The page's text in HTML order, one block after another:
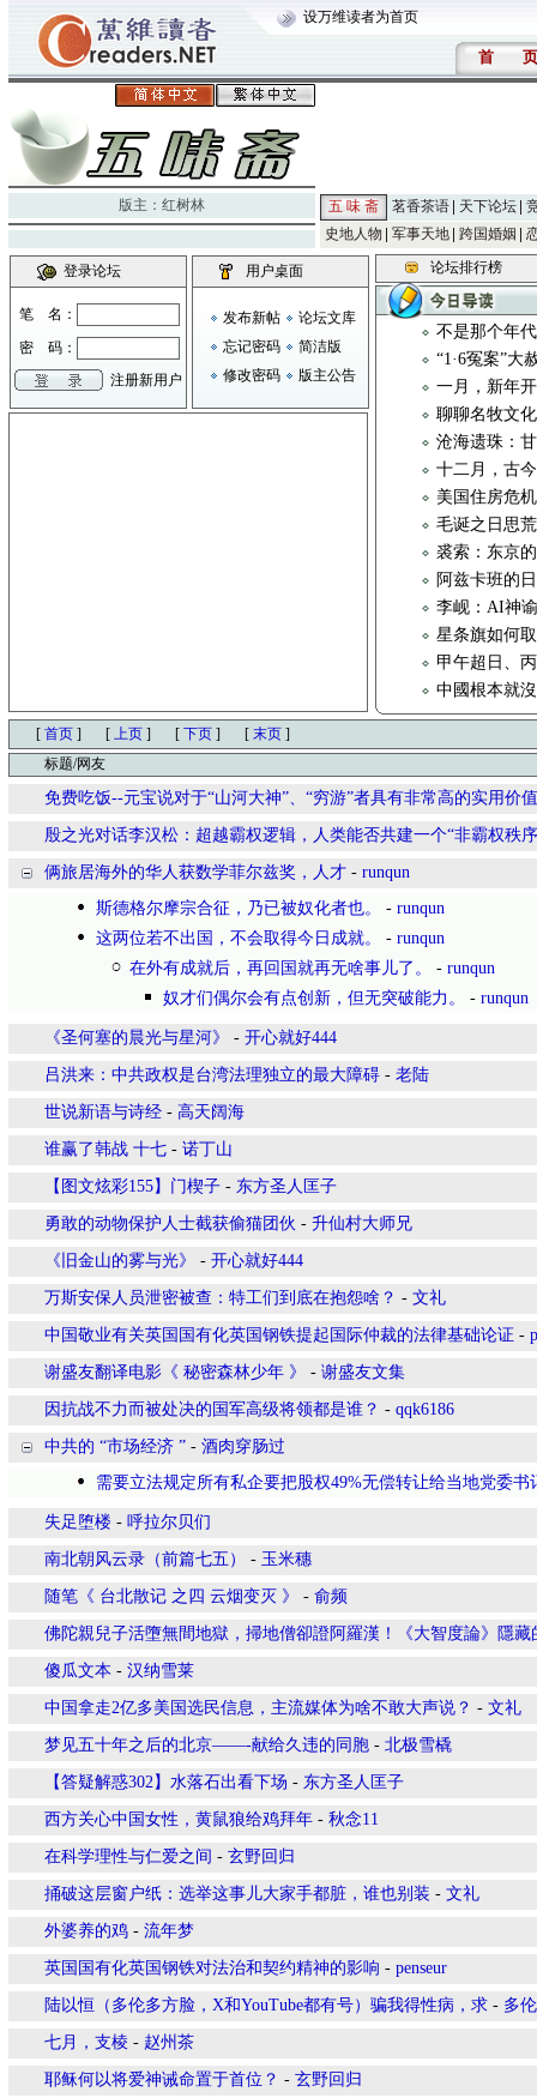
设万维读者为首页
首 页
版主： 红树林 五 味 斋 茗香茶语 天下论坛
史地人物
军事天地 跨国婚姻
登录论坛
笔 名：
密 码：
注册新用户
用户桌面
发布新帖
论坛文库
忘记密码
简洁版
修改密码
版主公告
论坛排行榜
不是那个年
“1·6冤案”大
一月，新年
聊聊名牧文
沧海遗珠：
十二月，古
美国住房危
毛诞之日思
裘索：东京
阿兹卡班的
李岘：AI神
星条旗如何
甲午超日、
中國根本就
[ 首页 ] [ 上页 ] [ 下页 ] [ 末页 ]
标题/网友
免费吃饭--元宝说对于“山河大神”、“穷游”者具有非常高的实用价
殷之光对话李汉松：超越霸权逻辑，人类能否共建一个“非霸权秩
俩旅居海外的华人获数学菲尔兹奖，人才 - runqun
斯德格尔摩宗合征，乃已被奴化者也。
- runqun
这两位若不出国，不会取得今日成就。
- runqun
在外有成就后，再回国就再无啥事儿了。
- runqun
奴才们偶尔会有点创新，但无突破能力。
- runqun
《圣何塞的晨光与星河》 - 开心就好444
吕洪来：中共政权是台湾法理独立的最大障碍 - 老陆
世说新语与诗经 - 高天阔海
谁赢了韩战 十七 - 诺丁山
【图文炫彩155】门楔子 - 东方圣人匡子
勇敢的动物保护人士截获偷猫团伙 - 升仙村大师兄
《旧金山的雾与光》 - 开心就好444
万斯安保人员泄密被查：特工们到底在抱怨啥？ - 文礼
中国敬业有关英国国有化英国钢铁提起国际仲裁的法律基础论证 -
谢盛友翻译电影《 秘密森林少年 》 - 谢盛友文集
因抗战不力而被处决的国军高级将领都是谁？ - qqk6186
中共的 “市场经济 ” - 酒肉穿肠过
需要立法规定所有私企要把股权49%无偿转让给当地党委书
失足堕楼 - 呼拉尔贝们
南北朝风云录（前篇七五） - 玉米穗
随笔《 台北散记 之四 云烟变灭 》 - 俞频
佛陀親兒子活墮無間地獄，掃地僧卻證阿羅漢！《大智度論》隱藏
傻瓜文本 - 汉纳雪莱
中国拿走2亿多美国选民信息，主流媒体为啥不敢大声说？ - 文礼
梦见五十年之后的北京——-献给久违的同胞 - 北极雪橇
【答疑解惑302】水落石出看下场 - 东方圣人匡子
西方关心中国女性，黄鼠狼给鸡拜年 - 秋念11
在科学理性与仁爱之间 - 玄野回归
捅破这层窗户纸：选举这事儿大家手都脏，谁也别装 - 文礼
外婆养的鸡 - 流年梦
英国国有化英国钢铁对法治和契约精神的影响 - penseur
陆以恒（多伦多方脸，X和YouTube都有号）骗我得性病，求 - 多
七月，支棱 - 赵州茶
耶稣何以将爱神诫命置于首位？ - 玄野回归